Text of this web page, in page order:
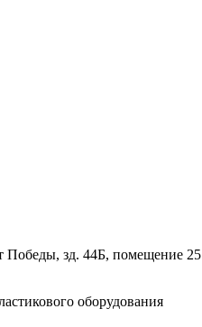
Победы, зд. 44Б, помещение 25
оборудования